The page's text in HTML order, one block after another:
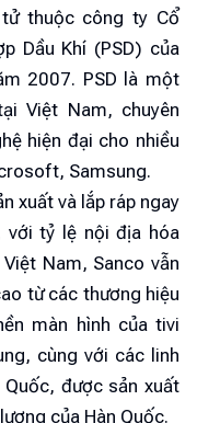
thuộc công ty Cổ
Dầu Khí (PSD) của
2007. PSD là một
Việt Nam, chuyên
hiện đại cho nhiều
Samsung.
xuất và lắp ráp ngay
với tỷ lệ nội địa hóa
Nam, Sanco vẫn
từ các thương hiệu
màn hình của tivi
cùng với các linh
được sản xuất
của Hàn Quốc.